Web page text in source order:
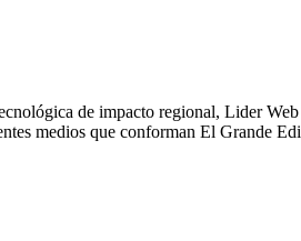
de impacto regional, Lider
medios que conforman El Grande